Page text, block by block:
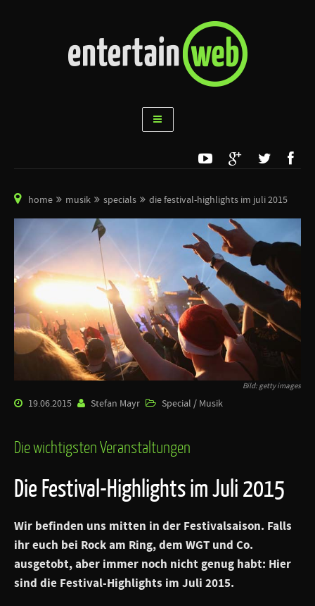
home musik specials die festival-highlights im juli 2015
Bild: getty images
19.06.2015 Stefan Mayr Special / Musik
Die wichtigsten Veranstaltungen
Die Festival-Highlights im Juli 2015
Wir befinden uns mitten in der Festivalsaison. Falls
ihr euch bei Rock am Ring, dem WGT und Co.
ausgetobt, aber immer noch nicht genug habt: Hier
sind die Festival-Highlights im Juli 2015.